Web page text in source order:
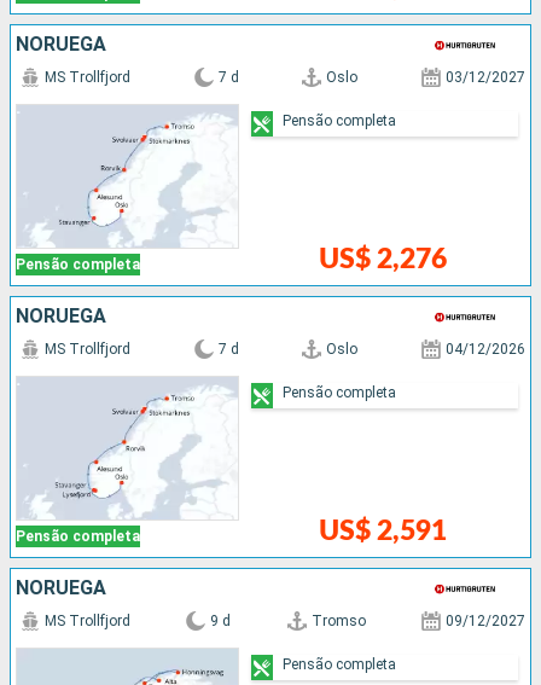
NORUEGA
Pensão completa
MS Trollfjord 7 d Oslo 03/12/2027
US$ 2,276
Pensão completa
NORUEGA
Pensão completa
MS Trollfjord 7 d Oslo 04/12/2026
US$ 2,591
Pensão completa
NORUEGA
MS Trollfjord 9 d Tromso 09/12/2027
Pensão completa